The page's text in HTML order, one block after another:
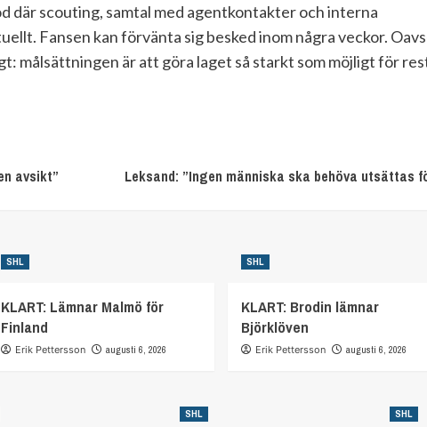
där scouting, samtal med agentkontakter och interna
Fansen kan förvänta sig besked inom några veckor.
målsättningen är att göra laget så starkt som möjligt för
avsikt”
Leksand: ”Ingen människa ska behöva utsättas
SHL
KLART: Lämnar Malmö för
Finland
Erik Pettersson augusti 6, 2026
SHL
KLART: Brodin lämnar
Björklöven
Erik Pettersson augusti 6, 2026
SHL SHL